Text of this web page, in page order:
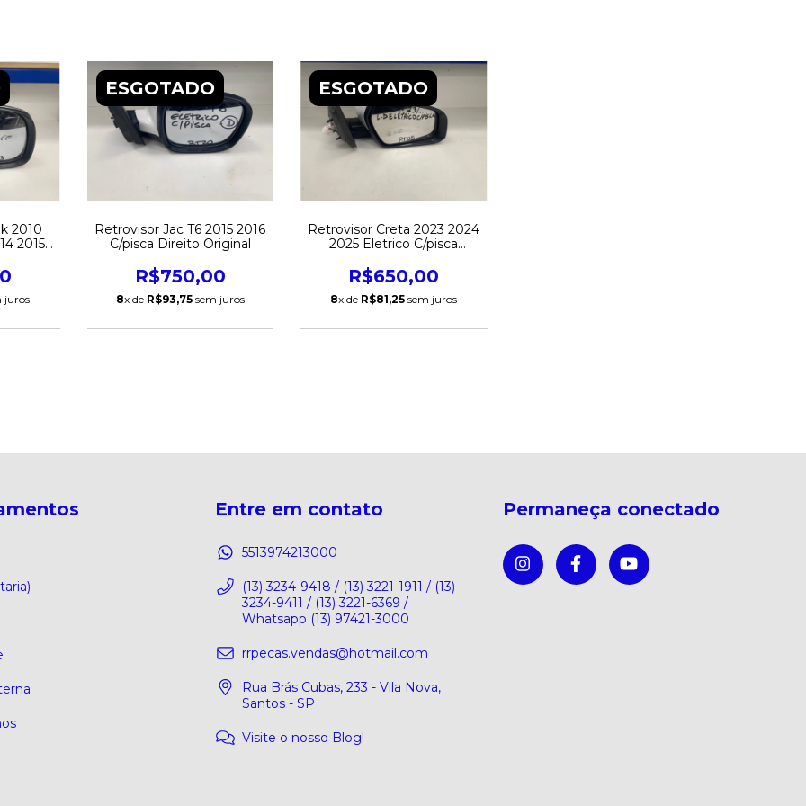
2010
2015
Retratil
juros
ESGOTADO
Retrovisor Jac T6 2015 2016
C/pisca Direito Original
R$750,00
8x de R$93,75sem juros
ESGOTADO
Retrovisor Creta 2023 2024
2025 Eletrico C/pisca
R$650,00
8x de R$81,25 sem juros
Entre em contato
5513974213000
(13) 3234-9418 / (13) 3221-1911 / (13)
3234-9411 / (13) 3221-6369 /
Whatsapp (13) 97421-3000
rrpecas.vendas@hotmail.com
Rua Brás Cubas, 233 - Vila Nova,
Santos - SP
Visite o nosso Blog!
Permaneça conectado